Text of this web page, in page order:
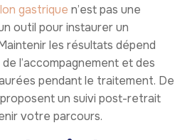
gastrique n’est pas une
outil pour instaurer un
les résultats dépend
l’accompagnement et des
pendant le traitement. De
un suivi post-retrait
votre parcours.